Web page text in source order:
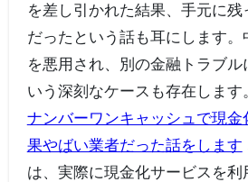
を差し引かれた結果、手元に
だったという話も耳にします。
を悪用され、別の金融トラブル
いう深刻なケースも存在します。
ナンバーワンキャッシュで現
果やばい業者だった話をします
は、実際に現金化サービスを